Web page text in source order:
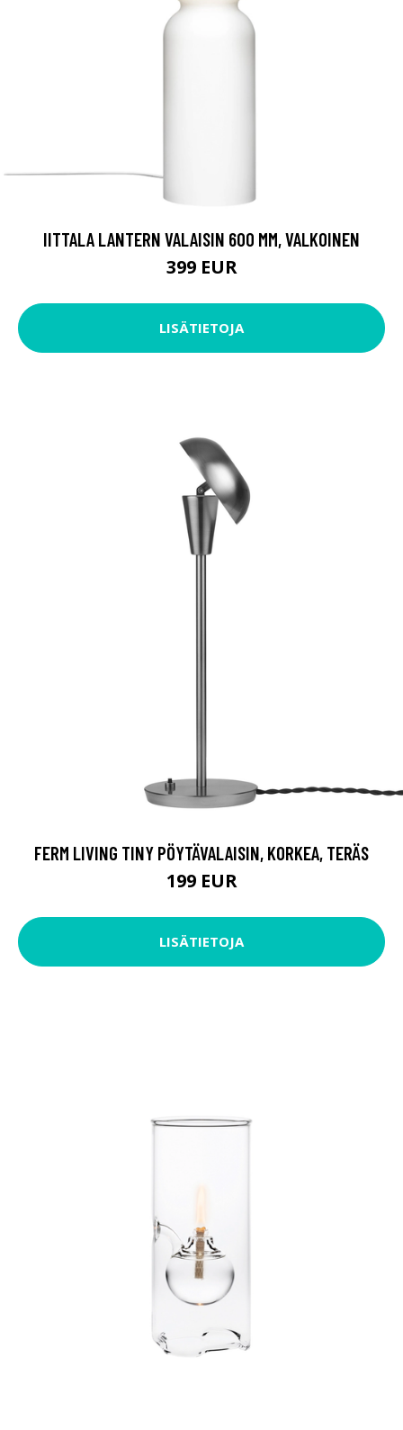
IITTALA LANTERN VALAISIN 600 MM, VALKOINEN
399 EUR
LISÄTIETOJA
FERM LIVING TINY PÖYTÄVALAISIN, KORKEA, TERÄS
199 EUR
LISÄTIETOJA